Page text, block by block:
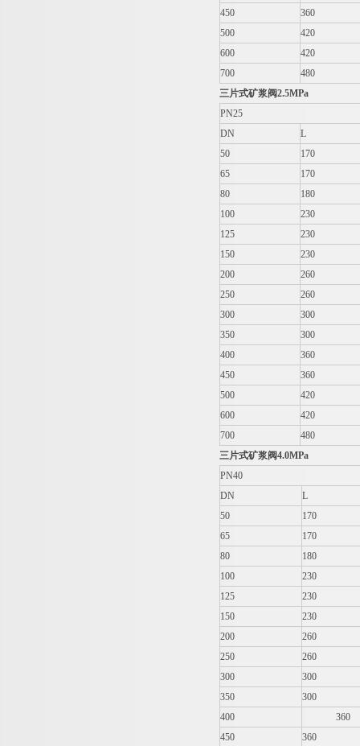
450
360
500
420
600
420
700
480
三片式矿浆阀2.5MPa
PN25
DN
L
50
170
65
170
80
180
100
230
125
230
150
230
200
260
250
260
300
300
350
300
400
360
450
360
500
420
600
420
700
480
三片式矿浆阀4.0MPa
PN40
DN
L
50
170
65
170
80
180
100
230
125
230
150
230
200
260
250
260
300
300
350
300
400
360
450
360